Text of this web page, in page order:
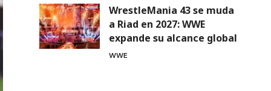
WrestleMania 43 se muda
a Riad en 2027: WWE
expande su alcance global
WWE